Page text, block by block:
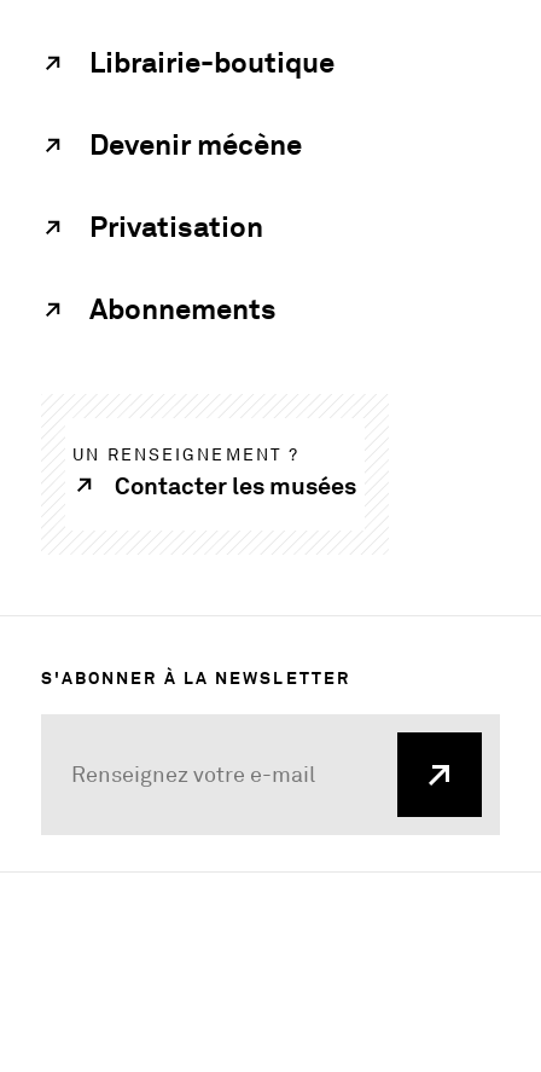
Librairie-boutique
Devenir mécène
Privatisation
Abonnements
UN RENSEIGNEMENT ?
Contacter les musées
S'ABONNER À LA NEWSLETTER